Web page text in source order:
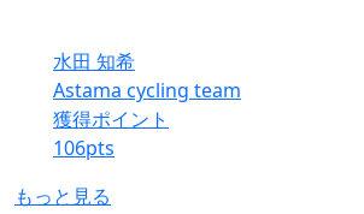
水田 知希
Astama cycling team
獲得ポイント
106pts
もっと見る